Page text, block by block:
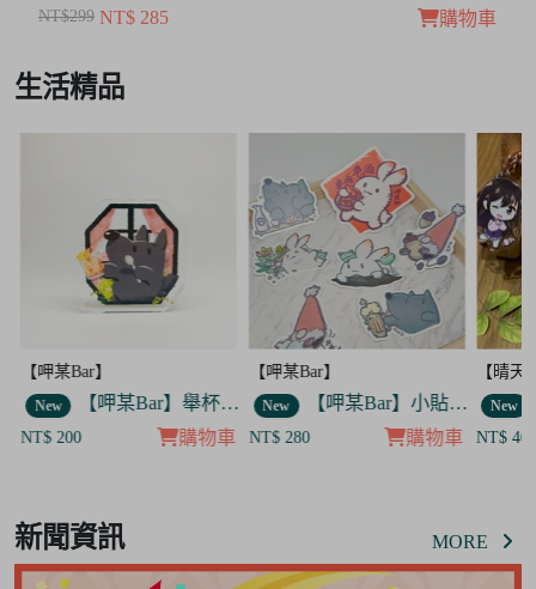
NT$100 NT$ 50
購物車
3
生活精品
【呷某Bar】
New 【呷某Bar】小貼紙 7入套組
NT$ 280 購物車
【晴天咖啡館】
New 【晴天咖啡館】吊飾套組
NT$ 400 購物車
【呷某
New
NT$
of
8
新聞資訊 MORE